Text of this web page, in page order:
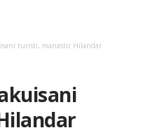
turisti, manastir Hilandar